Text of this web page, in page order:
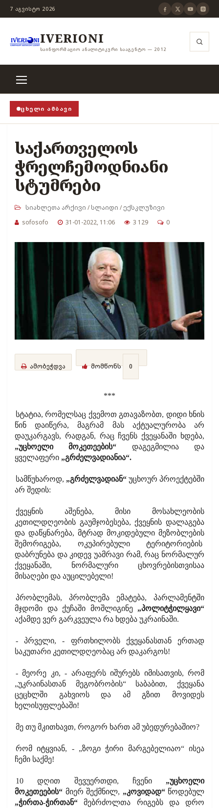
7 ᲐᲒᲕᲘᲡᲢᲝ 2026
IVERIONI
ᲡᲐᲘᲜᲤᲝᲠᲛᲐᲪᲘᲝ ᲐᲜᲐᲚᲘᲢᲘᲙᲣᲠᲘ ᲡᲐᲐᲒᲔᲜᲢᲝ — 2012
ᲪᲮᲔᲚᲘ ᲐᲛᲑᲐᲕᲘ
ჭანჭიკი მოშლილია, ცენზურა უნდა არსებობდეს!›
საქართველოს
ჭრელჩემოდნიანი
სტუმრები
სიახლეთა არქივი /სლაიდი /ექსკლუზივი
sofosofo
31-01-2022, 11:06 3 129 0
ამობეჭდვა მომწონს 0
***
სტატია, რომელსაც ქვემოთ გთავაზობთ, დიდი ხნის
წინ დაიწერა, მაგრამ მას აქტუალურობა არ
დაუკარგავს, რადგან, რაც ჩვენს ქვეყანაში ხდება,
„უცხოელი მოკეთეების“ დაგეგმილია და
ყველაფერი „გრძელვადიანია“.
სამწუხაროდ, „გრძელვადიან“ უცხოურ პროექტებში
არ შედის:
ქვეყნის აშენება, მისი მოსახლეობის
კეთილდღეობის გაუმჯობესება, ქვეყნის დალაგება
და დაწყნარება, მტრად მოკიდებული მეზობლების
შემორიგება, ოკუპირებული ტერიტორიების
დაბრუნება და კიდევ უამრავი რამ, რაც ნორმალურ
ქვეყანაში, ნორმალური ცხოვრებისთვისაა
მისაღები და აუცილებელი!
პრობლემას, პრობლემა ემატება, პარლამენტში
მჯდომი და ქუჩაში მოშლიგინე „პოლიტჭილყავი“
აქამდე ვერ გარკვეულა რა ხდება უკრაინაში.
- პრველი, - ფრთხილობს ქვეყანასთან ერთად
საკუთარი კეთილდღეობაც არ დაკარგოს!
- მეორე კი, - არაფერს იშურებს იმისათვის, რომ
„უკრაინასთან მეგობრობის“ საბაბით, ქვეყანა
ცეცხლში გახვიოს და ამ გზით მოვიდეს
ხელისუფლებაში!
მე თუ მკითხავთ, როგორ ხართ ამ უბედურებაშიო?
რომ იტყვიან, - „ზოგი ჭირი მარგებელიაო“ ისეა
ჩემი საქმე!
10 დღით შევუერთდი, ჩვენი „უცხოელი
მოკეთეების“ მიერ შექმნილ, „კოვიდად“წოდებულ
„ჭირთა-ჭირთან“ მებრძოლთა რიგებს და დრო